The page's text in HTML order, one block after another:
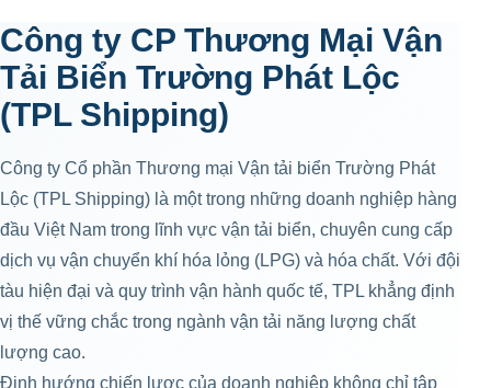
Công ty CP Thương Mại Vận
Tải Biển Trường Phát Lộc
(TPL Shipping)
Công ty Cổ phần Thương mại Vận tải biển Trường Phát
Lộc (TPL Shipping) là một trong những doanh nghiệp hàng
đầu Việt Nam trong lĩnh vực vận tải biển, chuyên cung cấp
dịch vụ vận chuyển khí hóa lỏng (LPG) và hóa chất. Với đội
tàu hiện đại và quy trình vận hành quốc tế, TPL khẳng định
vị thế vững chắc trong ngành vận tải năng lượng chất
lượng cao.
Định hướng chiến lược của doanh nghiệp không chỉ tập